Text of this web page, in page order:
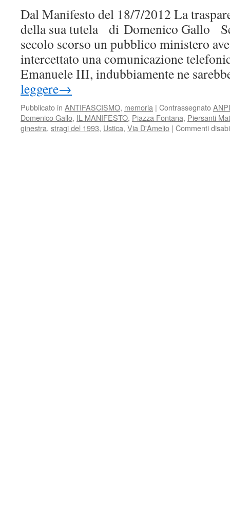
Dal Manifesto del 18/7/2012 La
della sua tutela di Domenico Gallo
secolo scorso un pubblico ministero
intercettato una comunicazione
Emanuele III, indubbiamente ne
leggere→
Pubblicato in ANTIFASCISMO, memoria | Contrassegnato
Domenico Gallo, IL MANIFESTO, Piazza Fontana, Piersanti
ginestra, stragi del 1993, Ustica, Via D'Amelio | Commenti